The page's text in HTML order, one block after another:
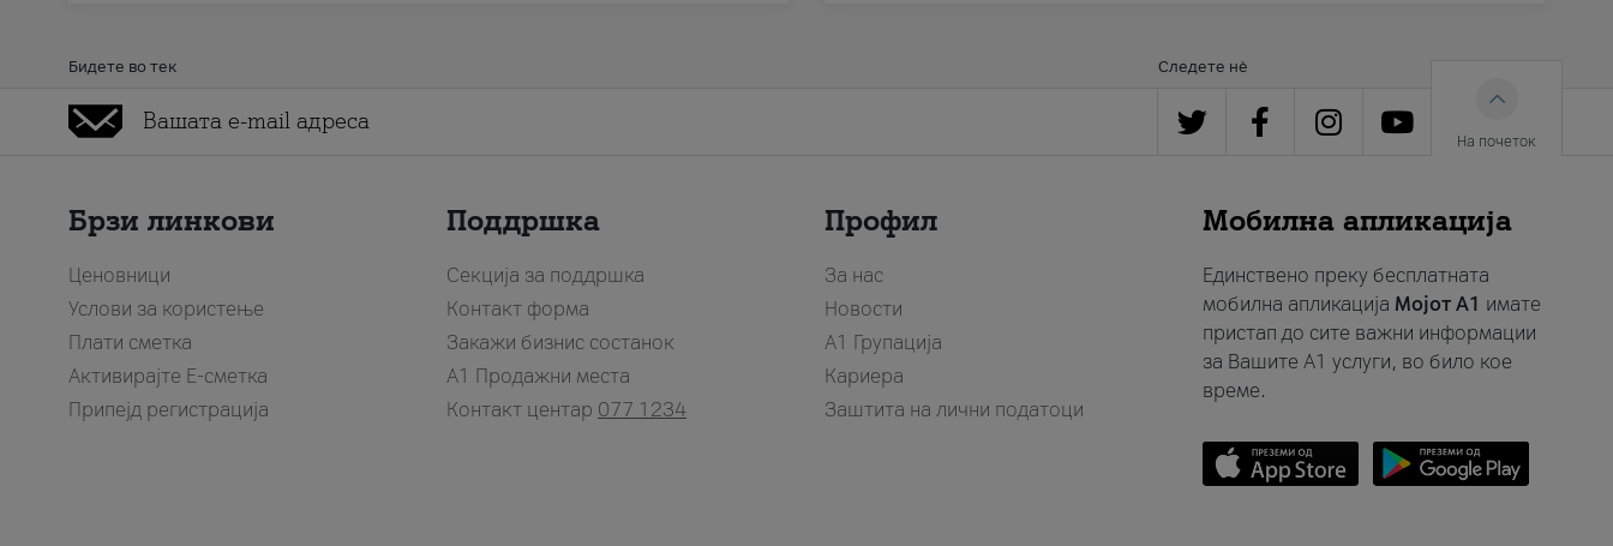
Бидете во тек Следете нè
На почеток
Брзи линкови
Ценовници
Услови за користење
Плати сметка
Активирајте Е-сметка
Припејд регистрација
Поддршка
Секција за поддршка
Контакт форма
Закажи бизнис состанок
A1 Продажни места
Контакт центар 077 1234
Профил
За нас
Новости
А1 Групација
Кариера
Заштита на лични податоци
Мобилна апликација
Единствено преку бесплатната
мобилна апликација Мојот A1 имате
пристап до сите важни информации
за Вашите A1 услуги, во било кое
време.